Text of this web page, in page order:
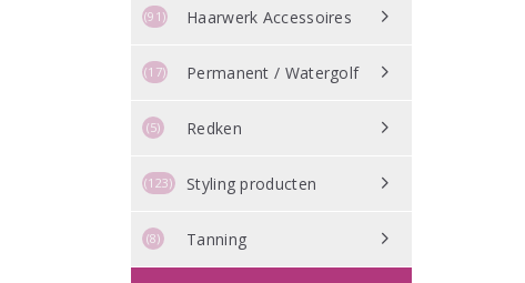
Haarwerk Accessoires
(91)
Permanent / Watergolf
(17)
Redken
(5)
Styling producten
(123)
Tanning
(8)